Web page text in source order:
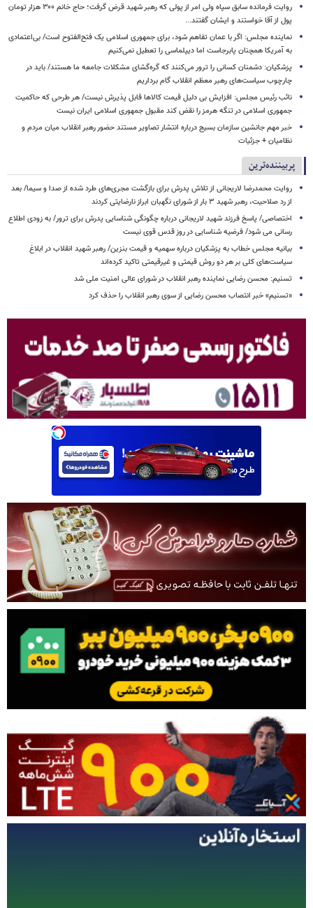
روایت فرمانده سابق سپاه ولی امر از پولی که رهبر شهید قرض گرفت؛ حاج خانم ۳۰۰ هزار تومان
پول از آقا خواستند و ایشان گفتند...
نماینده مجلس: اگر با عمان تفاهم شود، برای جمهوری اسلامی یک فتح‌الفتوح است/ بی‌اعتمادی
به آمریکا همچنان پابرجاست اما دیپلماسی را تعطیل نمی‌کنیم
پزشکیان: دشمنان کسانی را ترور می‌کنند که گره‌گشای مشکلات جامعه ما هستند/ باید در
چارچوب سیاست‌های رهبر معظم انقلاب گام برداریم
نائب رئیس مجلس: افزایش بی دلیل قیمت کالاها قابل پذیرش نیست/ هر طرحی که حاکمیت
جمهوری اسلامی در تنگه هرمز را نقض کند مقبول جمهوری اسلامی ایران نیست
خبر مهم جانشین سازمان بسیج درباره انتشار تصاویر مستند حضور رهبر انقلاب میان مردم و
نظامیان + جزئیات
پربیننده‌ترین
روایت محمدرضا لاریجانی از تلاش پدرش برای بازگشت مجری‌های طرد شده از صدا و سیما/ بعد
از رد صلاحیت، رهبر شهید ۳ بار از شورای نگهبان ابراز نارضایتی کردند
اختصاصی/ پاسخ فرزند شهید لاریجانی درباره چگونگی شناسایی پدرش برای ترور/ به زودی اطلاع
رسانی می شود/ فرضیه شناسایی در روز قدس قوی نیست
بیانیه مجلس خطاب به پزشکیان درباره سهمیه و قیمت بنزین/ رهبر شهید انقلاب در ابلاغ
سیاست‌های کلی بر هر دو روش قیمتی و غیرقیمتی تاکید کرده‌اند
تسنیم: محسن رضایی نماینده رهبر انقلاب در شورای عالی امنیت ملی شد
«تسنیم» خبر انتصاب محسن رضایی از سوی رهبر انقلاب را حذف کرد